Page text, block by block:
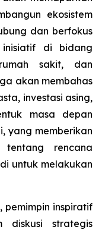
ekosistem
dan berfokus
di bidang
sakit, dan
akan membahas
investasi asing,
masa depan
yang memberikan
tentang rencana
untuk melakukan
inspiratif
diskusi strategis